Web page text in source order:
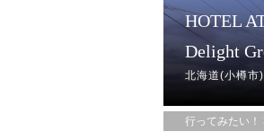
HOTEL
Delight
北海道(小樽市)
行ってみたい！